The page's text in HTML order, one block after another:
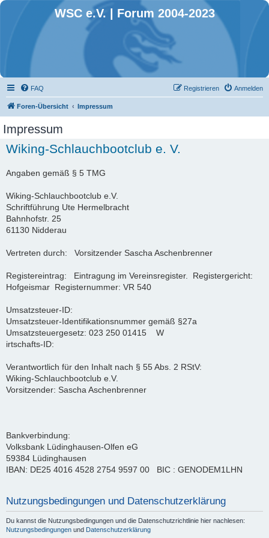
WSC e.V. | Forum 2004-2023
FAQ Anmelden
Registrieren
Foren-Übersicht Impressum
Impressum
Wiking-Schlauchbootclub e. V.
Angaben gemäß § 5 TMG
Wiking-Schlauchbootclub e.V.
Schriftführung Ute Hermelbracht
Bahnhofstr. 25
61130 Nidderau
Vertreten durch: Vorsitzender Sascha Aschenbrenner
Registereintrag: Eintragung im Vereinsregister. Registergericht:
Hofgeismar Registernummer: VR 540
Umsatzsteuer-ID:
Umsatzsteuer-Identifikationsnummer gemäß §27a
Umsatzsteuergesetz: 023 250 01415 W
irtschafts-ID:
Verantwortlich für den Inhalt nach § 55 Abs. 2 RStV:
Wiking-Schlauchbootclub e.V.
Vorsitzender: Sascha Aschenbrenner
Bankverbindung:
Volksbank Lüdinghausen-Olfen eG
59384 Lüdinghausen
IBAN: DE25 4016 4528 2754 9597 00 BIC : GENODEM1LHN
Nutzungsbedingungen und Datenschutzerklärung
Du kannst die Nutzungsbedingungen und die Datenschutzrichtlinie hier nachlesen:
Nutzungsbedingungen und Datenschutzerklärung